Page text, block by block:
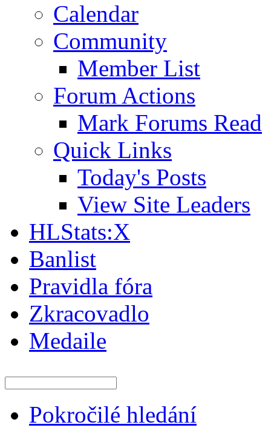
Calendar
Community
Member List
Forum Actions
Mark Forums Read
Quick Links
Today's Posts
View Site Leaders
HLStats:X
Banlist
Pravidla fóra
Zkracovadlo
Medaile
Pokročilé hledání